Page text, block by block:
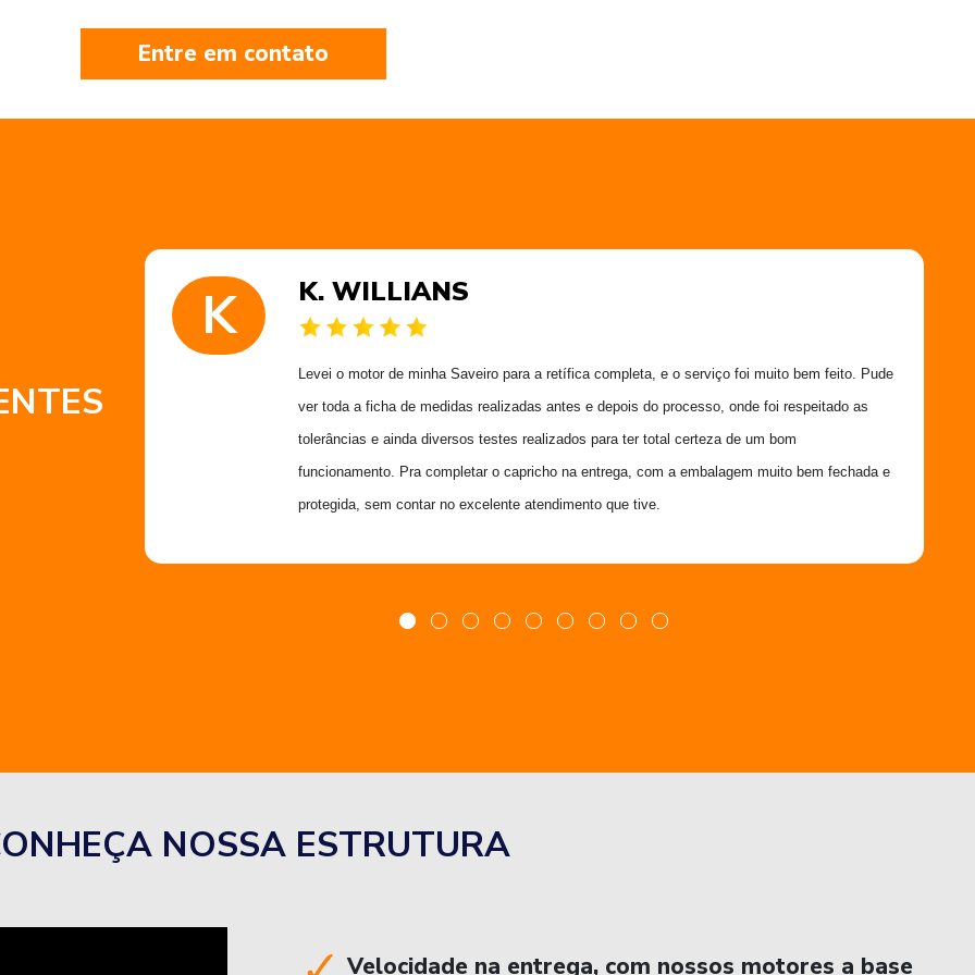
Entre em contato
K K. WILLIANS
Levei o motor de minha Saveiro para a retífica completa, e o serviço foi muito bem feito. Pude
ver toda a ficha de medidas realizadas antes e depois do processo, onde foi respeitado as
tolerâncias e ainda diversos testes realizados para ter total certeza de um bom
funcionamento. Pra completar o capricho na entrega, com a embalagem muito bem fechada e
protegida, sem contar no excelente atendimento que tive.
NOSSA ESTRUTURA
Velocidade na entrega, com nossos motores a base